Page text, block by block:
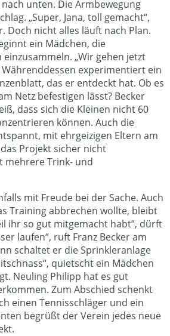
unten. Die Armbewegung
„Super, Jana, toll gemacht“,
Doch nicht alles läuft nach Plan.
ein Mädchen, die
„Wir gehen jetzt
Währenddessen experimentiert ein
das er entdeckt hat. Ob es
Netz befestigen lässt? Becker
dass sich die Kleinen nicht 60
können. Auch die
mit ehrgeizigen Eltern am
Projekt sicher nicht
mehrere Trink- und
mit Freude bei der Sache. Auch
Training abbrechen wollte, bleibt
ihr so gut mitgemacht habt“, dürft
laufen“, ruft Franz Becker am
schaltet er die Sprinkleranlage
quietscht ein Mädchen
Neuling Philipp hat es gut
Zum Abschied schenkt
einen Tennisschläger und ein
begrüßt der Verein jedes neue